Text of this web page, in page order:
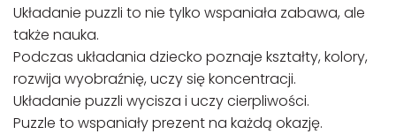
Układanie puzzli to nie tylko wspaniała zabawa, ale
także nauka.
Podczas układania dziecko poznaje kształty, kolory,
rozwija wyobraźnię, uczy się koncentracji.
Układanie puzzli wycisza i uczy cierpliwości.
Puzzle to wspaniały prezent na każdą okazję.